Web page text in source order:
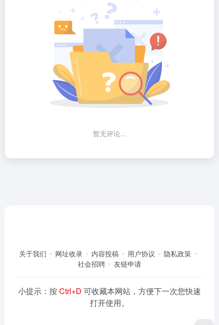
暂无评论...
关于我们 网址收录 内容投稿 用户协议
隐私政策
社会招聘
友链申请
小提示：按Ctrl+D 可收藏本网站，方便下一次您快速
打开使用。